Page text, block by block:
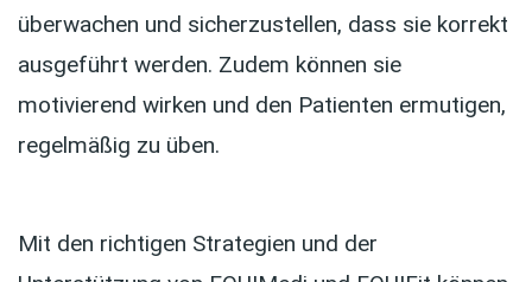
überwachen und sicherzustellen, dass sie korrekt
ausgeführt werden. Zudem können sie
motivierend wirken und den Patienten ermutigen,
regelmäßig zu üben.
Mit den richtigen Strategien und der